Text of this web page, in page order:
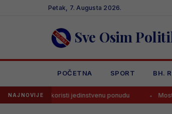
Petak, 7. Augusta 2026.
Sve Osim
POČETNA SPORT BH.
NAJNOVIJEjedinstvenu ponudu Mostarski Velež